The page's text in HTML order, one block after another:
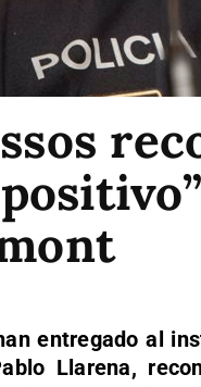
entregado al
Llarena,